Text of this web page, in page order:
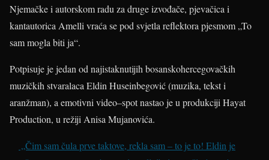
Njemačke i autorskom radu za druge izvođače, pjevačica i
kantautorica Amelli vraća se pod svjetla reflektora pjesmom „To
sam mogla biti ja“.
Potpisuje je jedan od najistaknutijih bosanskohercegovačkih
muzičkih stvaralaca Eldin Huseinbegović (muzika, tekst i
aranžman), a emotivni video–spot nastao je u produkciji Hayat
Production, u režiji Anisa Mujanovića.
„Čim sam čula prve taktove, rekla sam – to je to! Eldin je